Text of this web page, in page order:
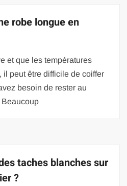
robe longue en
et que les températures
il peut être difficile de coiffer
besoin de rester au
Beaucoup
taches blanches sur
?